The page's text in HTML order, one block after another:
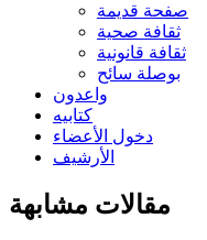
صفحة قديمة
ثقافة صحية
ثقافة قانونية
بوصلة سائح
واعدون
كتابيه
دخول الأعضاء
الأرشيف
مقالات مشابهة